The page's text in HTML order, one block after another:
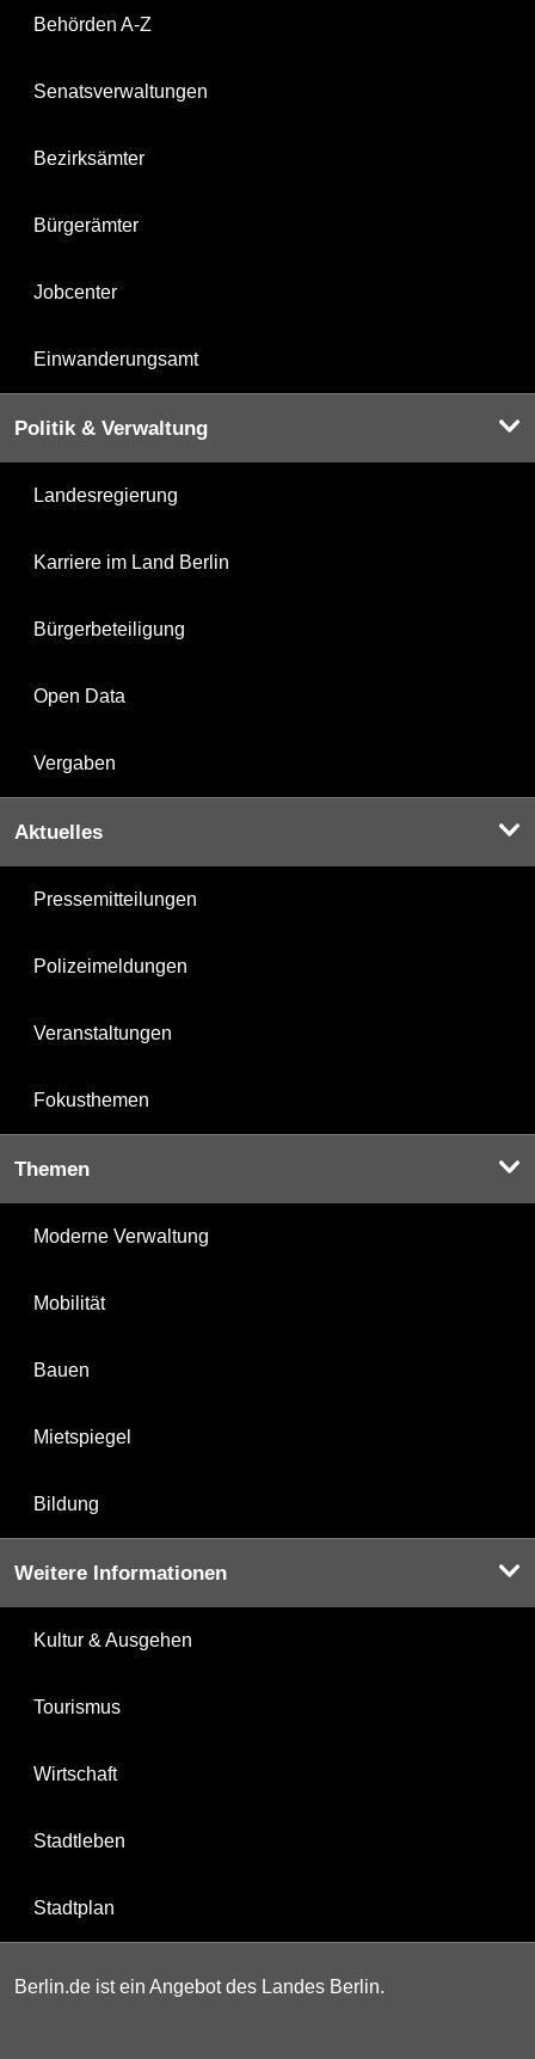
Behörden A-Z
Senatsverwaltungen
Bezirksämter
Bürgerämter
Jobcenter
Einwanderungsamt
Politik & Verwaltung
Landesregierung
Karriere im Land Berlin
Bürgerbeteiligung
Open Data
Vergaben
Aktuelles
Pressemitteilungen
Polizeimeldungen
Veranstaltungen
Fokusthemen
Themen
Moderne Verwaltung
Mobilität
Bauen
Mietspiegel
Bildung
Weitere Informationen
Kultur & Ausgehen
Tourismus
Wirtschaft
Stadtleben
Stadtplan
Berlin.de ist ein Angebot des Landes Berlin.